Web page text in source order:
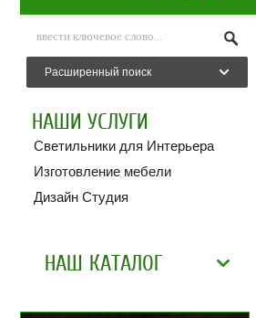
Расширенный поиск
НАШИ УСЛУГИ
Светильники для Интерьера
Изготовление мебели
Дизайн Студия
НАШ КАТАЛОГ